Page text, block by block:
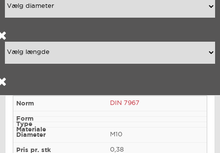
DIN 7967
M10
0,38